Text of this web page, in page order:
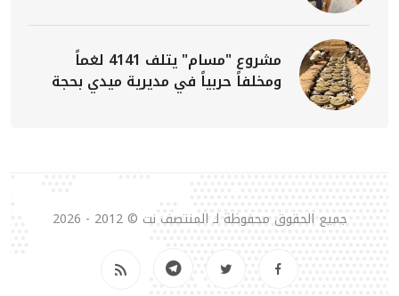
مشروع "مسام" يتلف 4141 لغماً
ومخلفاً حربياً في مديرية ميدي بحجة
جميع الحقوق محفوظة لـ المنتصف نت © 2012 - 2026